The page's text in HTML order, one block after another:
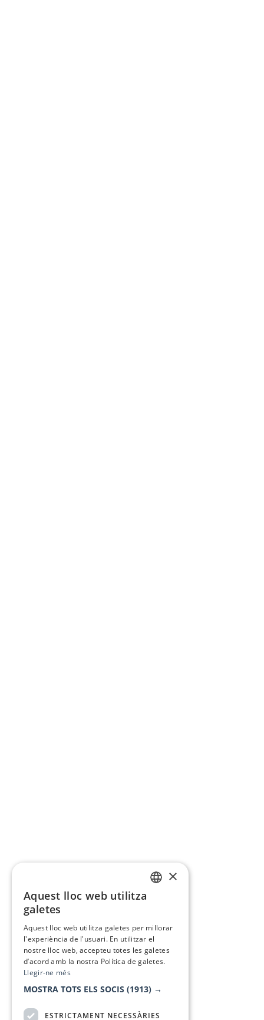
×
Aquest lloc web utilitza
galetes
Aquest lloc web utilitza galetes per millorar
l'experiència de l'usuari. En utilitzar el
nostre lloc web, accepteu totes les galetes
d’acord amb la nostra Política de galetes.
Llegir-ne més
MOSTRA TOTS ELS SOCIS (1913) →
ESTRICTAMENT NECESSÀRIES